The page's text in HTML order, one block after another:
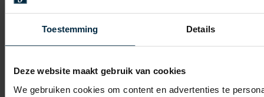
Toestemming Details
Deze website maakt gebruik van cookies
We gebruiken cookies om content en advertenties te
Butcher of Blue Butcher of Blue